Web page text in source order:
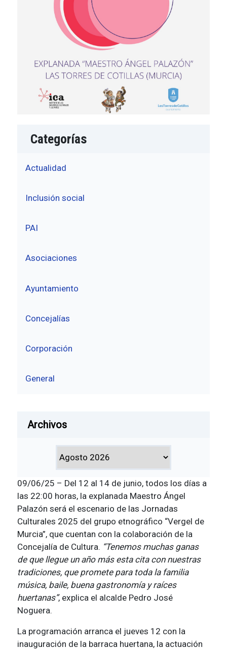
Categorías
Actualidad
Inclusión social
PAI
Asociaciones
Ayuntamiento
Concejalías
Corporación
General
Archivos
09/06/25 – Del 12 al 14 de junio, todos los días a
las 22:00 horas, la explanada Maestro Ángel
Palazón será el escenario de las Jornadas
Culturales 2025 del grupo etnográfico “Vergel de
Murcia”, que cuentan con la colaboración de la
Concejalía de Cultura. “Tenemos muchas ganas
de que llegue un año más esta cita con nuestras
tradiciones, que promete para toda la familia
música, baile, buena gastronomía y raíces
huertanas”, explica el alcalde Pedro José
Noguera.
La programación arranca el jueves 12 con la
inauguración de la barraca huertana, la actuación